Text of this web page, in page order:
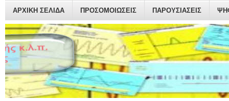
ΑΡΧΙΚΗ ΣΕΛΙΔΑ ΠΡΟΣΟΜΟΙΏΣΕΙΣ ΠΑΡΟΥΣΙΆΣΕΙΣ